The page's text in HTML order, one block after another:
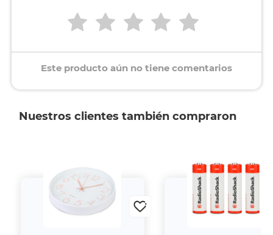
Este producto aún no tiene comentarios
Nuestros clientes también compraron